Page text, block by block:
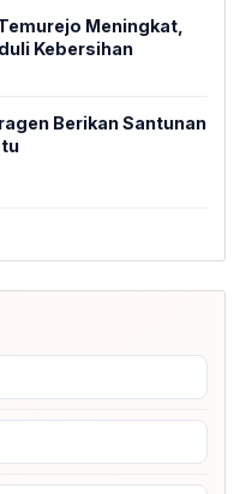
Meningkat,
Kebersihan
Berikan Santunan